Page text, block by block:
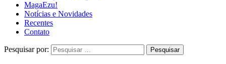
MagaEzu!
Notícias e Novidades
Recentes
Contato
Pesquisar por: